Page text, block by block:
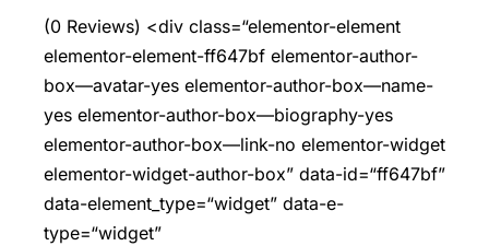
(0 Reviews) <div class=“elementor-element
elementor-element-ff647bf elementor-author-
box—avatar-yes elementor-author-box—name-
yes elementor-author-box—biography-yes
elementor-author-box—link-no elementor-widget
elementor-widget-author-box” data-id=“ff647bf”
data-element_type=“widget” data-e-
type=“widget”